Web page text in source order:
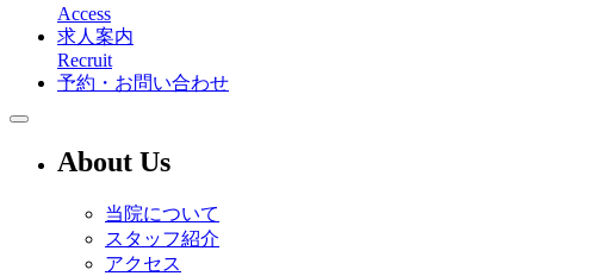
Access
求人案内
Recruit
予約・お問い合わせ
About Us
当院について
スタッフ紹介
アクセス